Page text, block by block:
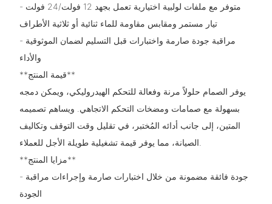
- متوفر مع ملفات لولبية اختيارية تعمل بجهد 12 فولت/24 فولت
تيار مستمر ومقابس مقاومة للماء ثنائية أو ثلاثية الأطراف
- مراقبة جودة صارمة واختبارات قبل التسليم لضمان الموثوقية
والأداء
**قيمة المنتج**
يوفر الصمام حلولاً مرنة وفعالة للتحكم الهيدروليكي، ويمكن دمجه
بسهولة مع صمامات ومضخات التحكم الاتجاهي. ويساهم تصميمه
المتين، إلى جانب أدائه المُختبر، في تقليل وقت التوقف وتكاليف
**مزايا المنتج**
- جودة فائقة مضمونة من خلال اختبارات صارمة وإجراءات مراقبة
الجودة